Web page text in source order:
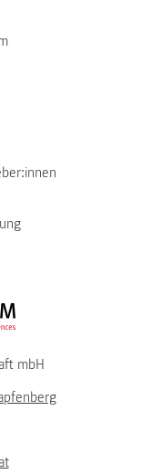
FH JOANNEUM Logo
mbH